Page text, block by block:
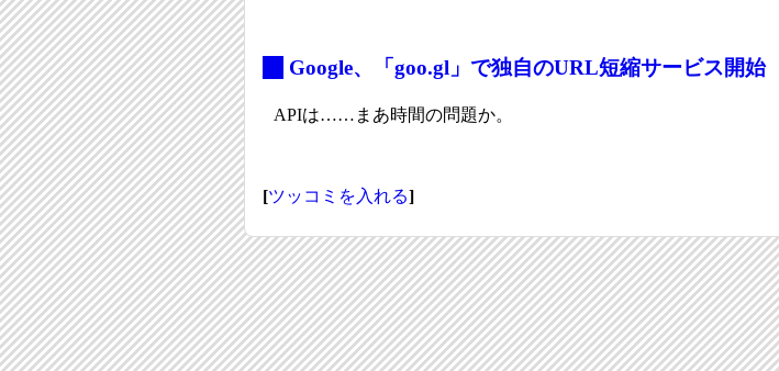
Google、「goo.gl」で独自のURL短縮サービス開始
APIは……まあ時間の問題か。
[ツッコミを入れる]